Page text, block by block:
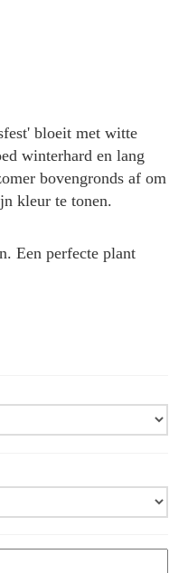
bloeit met witte
winterhard en lang
bovengronds af om
kleur te tonen.
Een perfecte plant